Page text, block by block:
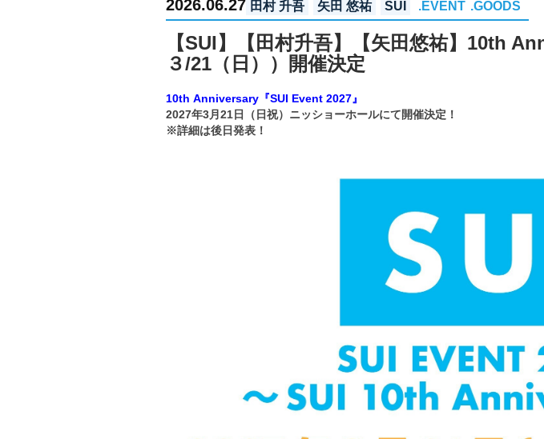
2026.06.27 田村 升吾 矢田 悠祐 SUI .EVENT .GOODS
【SUI】【田村升吾】【矢田悠祐】10th
３/21（日））開催決定
10th Anniversary『SUI Event 2027』
2027年3月21日（日祝）ニッショーホールにて開催決定！
※詳細は後日発表！